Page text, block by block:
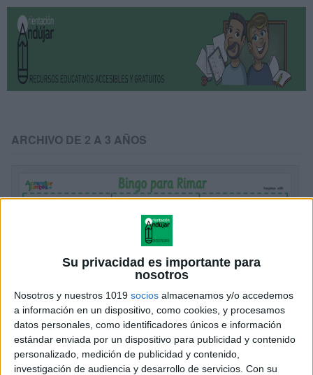
Su privacidad es importante para
nosotros
Nosotros y nuestros 1019 socios almacenamos y/o accedemos
a información en un dispositivo, como cookies, y procesamos
datos personales, como identificadores únicos e información
estándar enviada por un dispositivo para publicidad y contenido
personalizado, medición de publicidad y contenido,
investigación de audiencia y desarrollo de servicios. Con su
ARCHIVO DE 2 A 3 AÑOS